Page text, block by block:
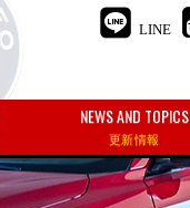
LINE
NEWS AND TOPICS
更新情報